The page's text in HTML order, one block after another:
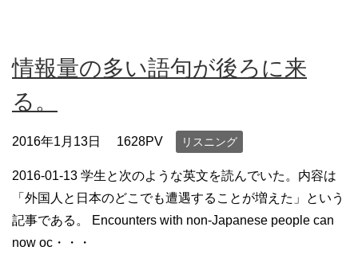
情報量の多い語句が後ろに来
る。
2016年1月13日 1628PV リスニング
2016-01-13 学生と次のような英文を読んでいた。内容は
「外国人と日本のどこでも遭遇することが増えた」という
記事である。 Encounters with non-Japanese people can
now oc・・・